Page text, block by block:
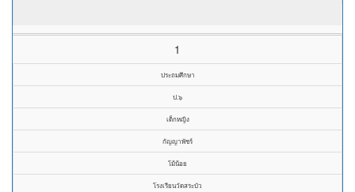
1
ประถมศึกษา
ป.๖
เด็กหญิง
กัญญาพัชร์
โม้น้อย
โรงเรียนวัดสระบัว